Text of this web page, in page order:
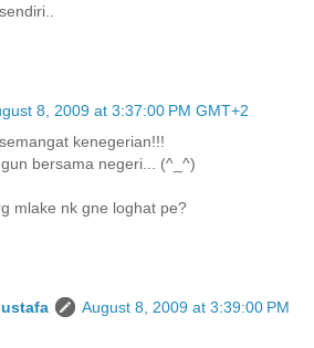
8, 2009 at 3:37:00 PM GMT+2
kenegerian!!!
bersama negeri... (^_^)
mlake nk gne loghat pe?
August 8, 2009 at 3:39:00 PM